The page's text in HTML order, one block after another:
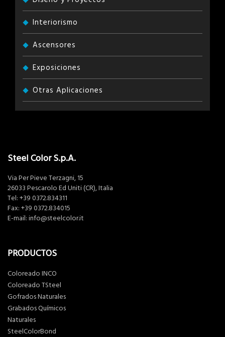
Interiorismo
Ascensores
Exposiciones
Otras Aplicaciones
Steel Color S.p.A.
Via Per Pieve Terzagni, 15
26033 Pescarolo Ed Uniti (CR), Italia
Tel: +39 0372.834311
Fax: +39 0372.834015
E-mail: info@steelcolor.it
PRODUCTOS
Coloreado INCO
Coloreado TSteel
Gofrados Naturales
Grabados Químicos
Naturales
SteelColorBond